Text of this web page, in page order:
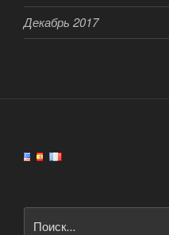
Декабрь 2017